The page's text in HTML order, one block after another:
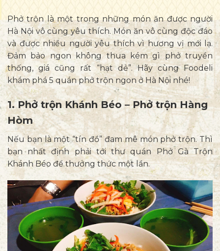
Nội ăn là nhớ
Phở trộn là một trong những món ăn được người
Hà Nội vô cùng yêu thích. Món ăn vô cùng độc đáo
và được nhiều người yêu thích vì hương vị mới lạ.
Đảm bảo ngon không thua kém gì phở truyền
thống, giá cũng rất “hạt dẻ”. Hãy cùng Foodeli
khám phá 5 quán phở trộn ngon ở Hà Nội nhé!
1. Phở trộn Khánh Béo – Phở trộn Hàng
Hòm
Nếu bạn là một “tín đồ” đam mê món phở trộn. Thì
bạn nhất định phải tới thư quán Phở Gà Trộn
Khánh Béo để thưởng thức một lần.